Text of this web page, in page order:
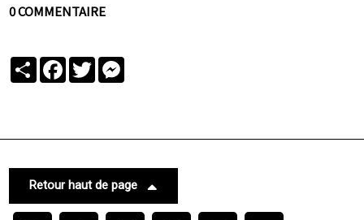
0 COMMENTAIRE
PartagerFacebook
Twitter
Retour haut de page